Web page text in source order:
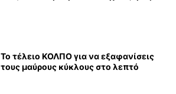
Το τέλειο ΚΟΛΠΟ για να εξαφανίσεις
τους μαύρους κύκλους στο λεπτό